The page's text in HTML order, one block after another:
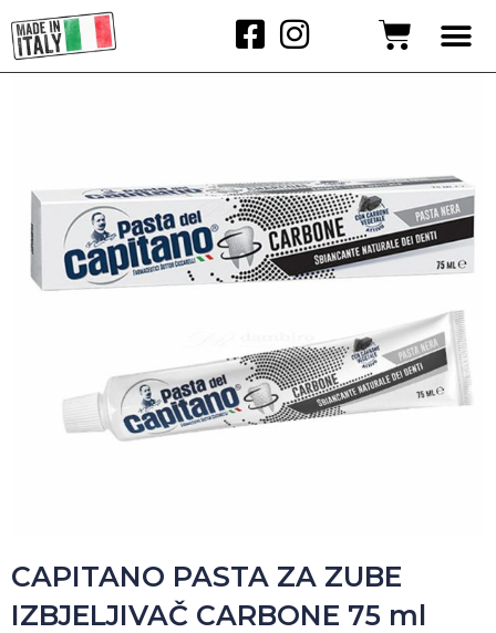
CAPITANO PASTA ZA ZUBE
IZBJELJIVAČ CARBONE 75 ml